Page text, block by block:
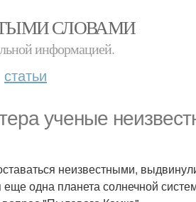
СЛОВАМИ
информацией.
статьи
ученые
неизвестными,
одна планета солнечной